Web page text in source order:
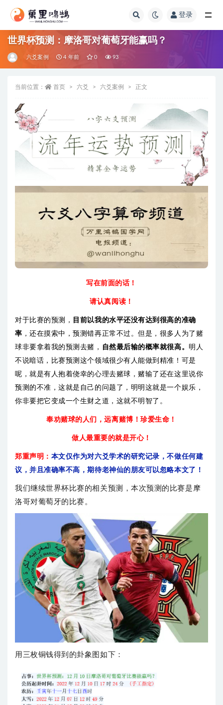
登录
世界杯预测：摩洛哥对葡萄牙能赢吗？
六爻案例 4 年前 0 93
当前位置： 首页 六爻 六爻案例 正文
写在前面的话！
请认真阅读！
对于比赛的预测， 目前以我的水平还没有达到很高的准确
率 ，还在摸索中，预测错再正常不过。但是，很多人为了赌
球非要拿着我的预测去赌， 自然最后输的概率就很高。 明人
不说暗话，比赛预测这个领域很少有人能做到精准！可是
呢，就是有人抱着侥幸的心理去赌球，赌输了还在这里说你
预测的不准，这就是自己的问题了，明明这就是一个娱乐，
你非要把它变成一个生财之道，这就不明智了。
奉劝赌球的人们，远离赌博！珍爱生命！
做人最重要的就是开心！
郑重声明： 本文仅作为对六爻学术的研究记录，不做任何建
议，并且准确率不高，期待老神仙的朋友可以忽略本文了！
我们继续世界杯比赛的相关预测，本次预测的比赛是摩
洛哥对葡萄牙的比赛。
用三枚铜钱得到的卦象图如下：